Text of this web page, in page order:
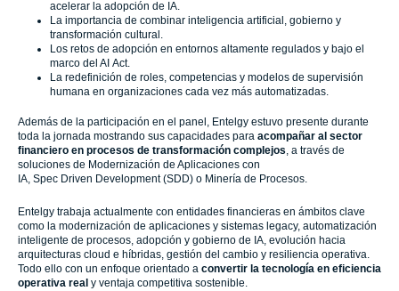
acelerar la adopción de IA.
La importancia de combinar inteligencia artificial, gobierno y
transformación cultural.
Los retos de adopción en entornos altamente regulados y bajo el
marco del AI Act.
La redefinición de roles, competencias y modelos de supervisión
humana en organizaciones cada vez más automatizadas.
Además de la participación en el panel, Entelgy estuvo presente durante
toda la jornada mostrando sus capacidades para acompañar al sector
financiero en procesos de transformación complejos, a través de
soluciones de Modernización de Aplicaciones con
IA, Spec Driven Development (SDD) o Minería de Procesos.
Entelgy trabaja actualmente con entidades financieras en ámbitos clave
como la modernización de aplicaciones y sistemas legacy, automatización
inteligente de procesos, adopción y gobierno de IA, evolución hacia
arquitecturas cloud e híbridas, gestión del cambio y resiliencia operativa.
Todo ello con un enfoque orientado a convertir la tecnología en eficiencia
operativa real y ventaja competitiva sostenible.